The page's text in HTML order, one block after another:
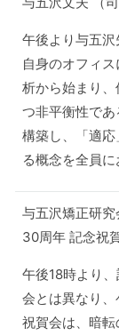
午後より与五
自身のオフィ
析から始まり
つ非平衡性で
構築し、「適
る概念を全員に
与五沢矯正研究
30周年 記念祝
午後18時より
会とは異なり
祝賀会は、暗